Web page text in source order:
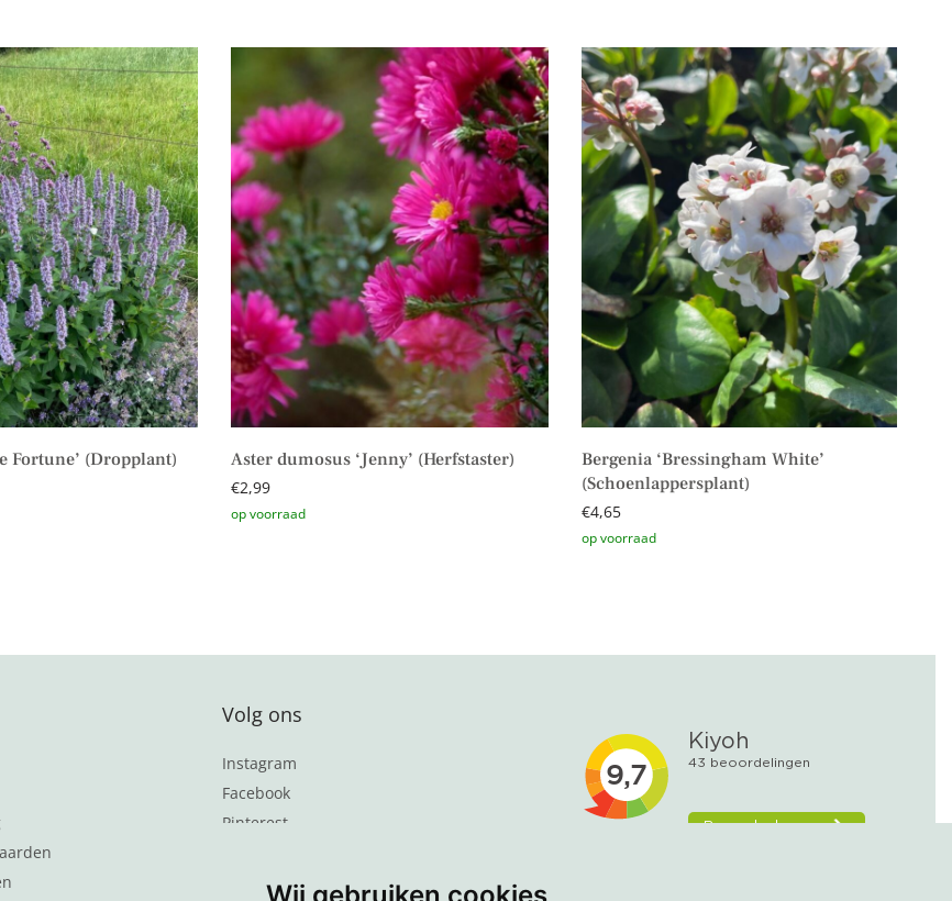
Wij gebruiken cookies
Fortune’ (Dropplant) Aster dumosus ‘Jenny’ (Herfstaster)
€2,99
Bergenia ‘Bressingham White’
(Schoenlappersplant)
€4,65
Volg ons
Instagram
Facebook
Pinterest